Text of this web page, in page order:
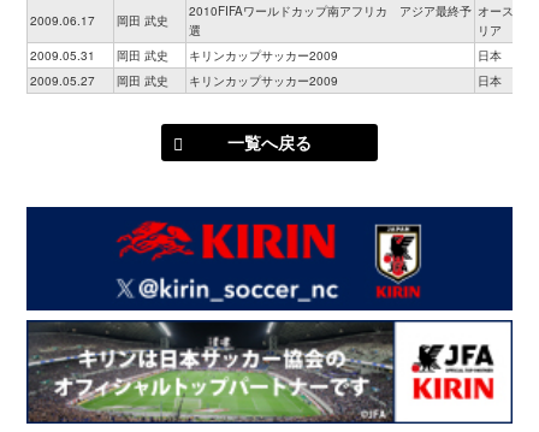
2009.06.17 岡田 武史
2010FIFAワールドカップ南アフリカ アジア最終予
選
オーストラ
リア
2009.05.31
岡田 武史 キリンカップサッカー2009
日本
2009.05.27
岡田 武史 キリンカップサッカー2009 日本
一覧へ戻る